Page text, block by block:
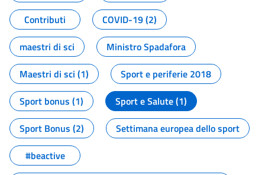
Contributi
COVID-19 (2)
maestri di sci
Ministro Spadafora
Maestri di sci (1)
Sport e periferie 2018
Sport bonus (1)
Sport e Salute (1)
Sport Bonus (2)
Settimana europea dello sport
#beactive